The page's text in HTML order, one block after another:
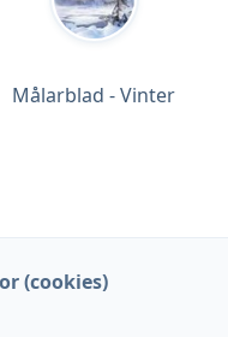
Målarblad - Vinter
(cookies)